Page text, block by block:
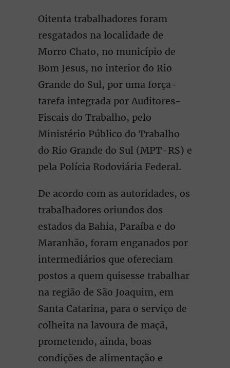
Oitenta trabalhadores foram
resgatados na localidade de
Morro Chato, no município de
Bom Jesus, no interior do Rio
Grande do Sul, por uma força-
tarefa integrada por Auditores-
Fiscais do Trabalho, pelo
Ministério Público do Trabalho
do Rio Grande do Sul (MPT-RS) e
pela Polícia Rodoviária Federal.
De acordo com as autoridades, os
trabalhadores oriundos dos
estados da Bahia, Paraíba e do
Maranhão, foram enganados por
intermediários que ofereciam
postos a quem quisesse trabalhar
na região de São Joaquim, em
Santa Catarina, para o serviço de
colheita na lavoura de maçã,
prometendo, ainda, boas
condições de alimentação e